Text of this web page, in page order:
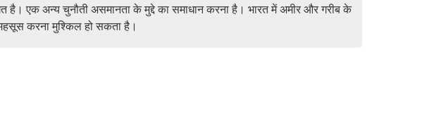
है। एक अन्य चुनौती असमानता के मुद्दे का समाधान करना है। भारत में अमीर और गरीब के
महसूस करना मुश्किल हो सकता है।